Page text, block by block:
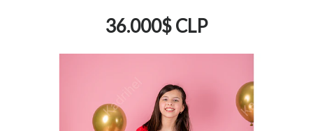
36.000$ CLP